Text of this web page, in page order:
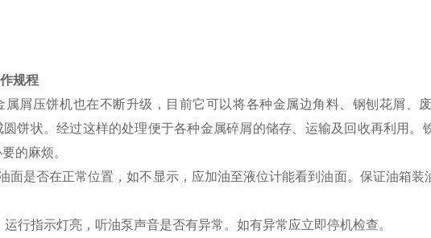
规程
属屑压饼机也在不断升级，目前它可以将各种金属边角料、钢刨花屑、
圆饼状。经过这样的处理便于各种金属碎屑的储存、运输及回收再利用。
的麻烦。
面是否在正常位置，如不显示，应加油至液位计能看到油面。保证油箱装
运行指示灯亮，听油泵声音是否有异常。如有异常应立即停机检查。